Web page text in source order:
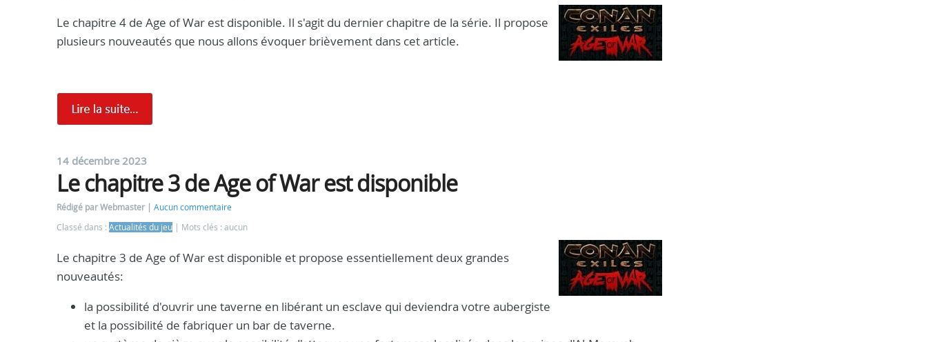
Le chapitre 4 de Age of War est disponible. Il s'agit du dernier chapitre de la série. Il propose
plusieurs nouveautés que nous allons évoquer brièvement dans cet article.
14 décembre 2023
Le chapitre 3 de Age of War est disponible
Rédigé par Webmaster
Aucun commentaire
Classé dans : Actualités du jeu Mots clés : aucun
Le chapitre 3 de Age of War est disponible et propose essentiellement deux grandes
nouveautés:
la possibilité d'ouvrir une taverne en libérant un esclave qui deviendra votre aubergiste
et la possibilité de fabriquer un bar de taverne.